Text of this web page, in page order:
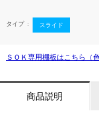
タイプ スライド
ＳＯＫ専用棚板はこちら（
商品説明